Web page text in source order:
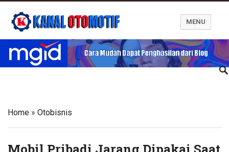
Blog Kanal Otomotif
MENU
Home » Otobisnis